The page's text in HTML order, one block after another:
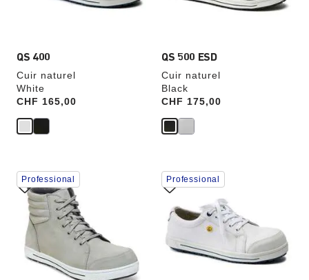
QS 400
Cuir naturel
White
Price:
CHF 165,00
QS 500 ESD
Cuir naturel
Black
Price:
CHF 175,00
Cliquer
sur
les
échantillons
couleurs
modifiera
l’image
Professional
Cliquer
sur
les
échantillons
de
couleurs
modifiera
l’image
Professional